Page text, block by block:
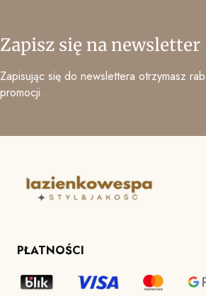
Zapisz się na newsletter
Zapisując się do newslettera otrzymasz
promocji.
PŁATNOŚCI